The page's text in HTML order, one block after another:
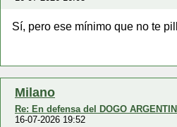
Sí, pero ese mínimo que no te
Milano
Re: En defensa del DOGO
16-07-2026 19:52